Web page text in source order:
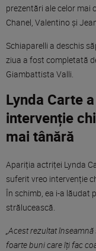
prezentări ale celor mai
Chanel, Valentino şi
Schiaparelli a deschis
ziua a fost completată
Giambattista Valli.
Lynda Carte
intervenție
mai tânără
Apariția actriței Lynda
suferit vreo intervenție
În schimb, ea i-a lăudat
strălucească.
„Acest rezultat
foarte buni care îți fac